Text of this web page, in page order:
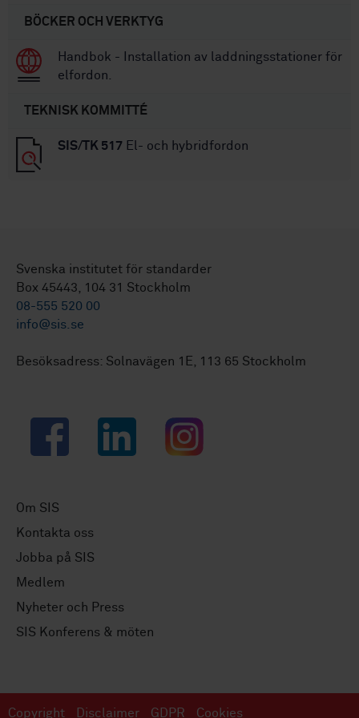
BÖCKER OCH VERKTYG
Handbok - Installation av laddningsstationer för
elfordon.
TEKNISK KOMMITTÉ
SIS/TK 517 El- och hybridfordon
Svenska institutet för standarder
Box 45443, 104 31 Stockholm
08-555 520 00
info@sis.se
Besöksadress: Solnavägen 1E, 113 65 Stockholm
Facebook LinkedIn Instagram
Om SIS
Kontakta oss
Jobba på SIS
Medlem
Nyheter och Press
SIS Konferens & möten
Copyright Disclaimer GDPR Cookies